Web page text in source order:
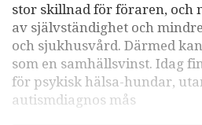
stor skillnad för föraren, och
av självständighet och
och sjukhusvård. Därmed
som en samhällsvinst. Idag
för psykisk hälsa-hundar,
autismdiagnos mås